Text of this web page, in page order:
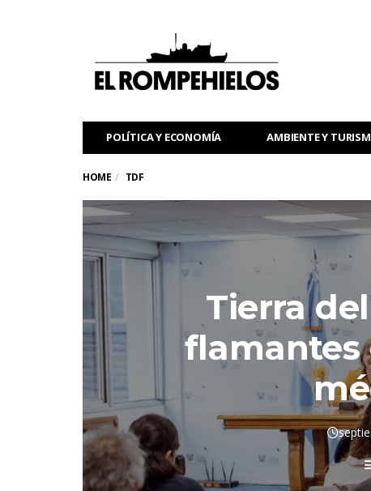
POLÍTICA Y ECONOMÍA AMBIENTE Y
HOME TDF
Tierra
flamantes